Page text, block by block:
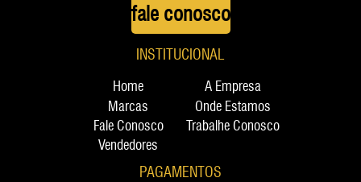
fale conosco
INSTITUCIONAL
Home
A Empresa
Marcas
Onde Estamos
Fale Conosco
Trabalhe Conosco
Vendedores
PAGAMENTOS